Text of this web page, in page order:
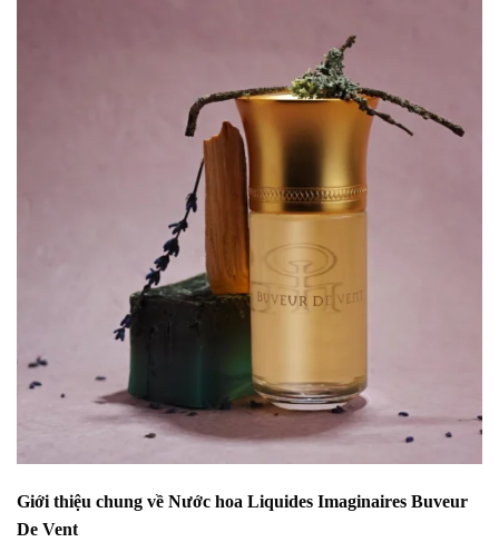
Giới thiệu chung về Nước hoa Liquides Imaginaires Buveur
De Vent